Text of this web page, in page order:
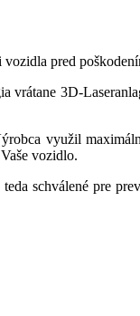
pred
vrátane 3D-
využil
vozidlo.
schválené pre